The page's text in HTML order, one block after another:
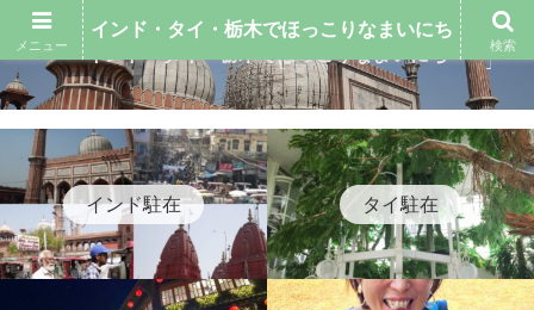
インド駐在 タイ駐在
メニュー
インド・タイ・栃木でほっこりなまいにち
検索